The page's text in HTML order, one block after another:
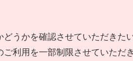
どうかを確認させていただきた
利用を一部制限させていただ